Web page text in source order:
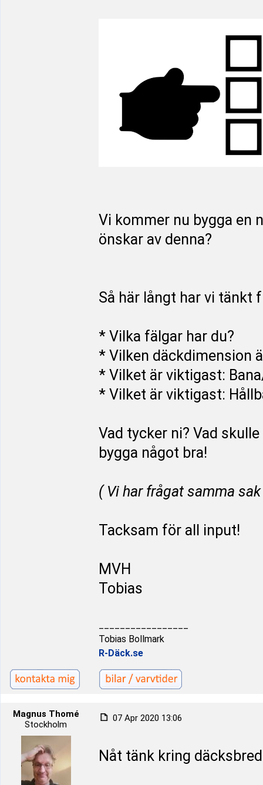
Vi kommer nu bygga en
önskar av denna?
Så här långt har vi tänkt
* Vilka fälgar har du?
* Vilken däckdimension
* Vilket är viktigast:
* Vilket är viktigast:
Vad tycker ni? Vad
bygga något bra!
( Vi har frågat samma
Tacksam för all input!
MVH
Tobias
Tobias Bollmark
R-Däck.se
Magnus Thomé
Stockholm
07 Apr 2020 13:06
Nåt tänk kring